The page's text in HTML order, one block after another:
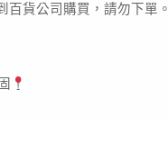
百貨公司購買，請勿下單。